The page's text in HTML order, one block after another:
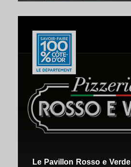
Le Pavillon Rosso e Verde